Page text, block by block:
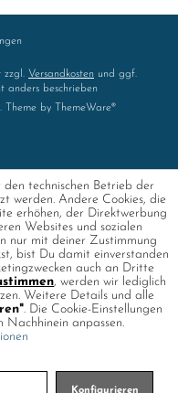
zzgl. Versandkosten und ggf.
anders beschrieben
Theme by
ThemeWare®
technischen Betrieb der
werden. Andere Cookies, die
erhöhen, der Direktwerbung
Websites und sozialen
nur mit deiner Zustimmung
bist Du damit einverstanden
auch an Dritte
, werden wir lediglich
Weitere Details und alle
. Die Cookie-Einstellungen
Nachhinein anpassen.
Konfigurieren